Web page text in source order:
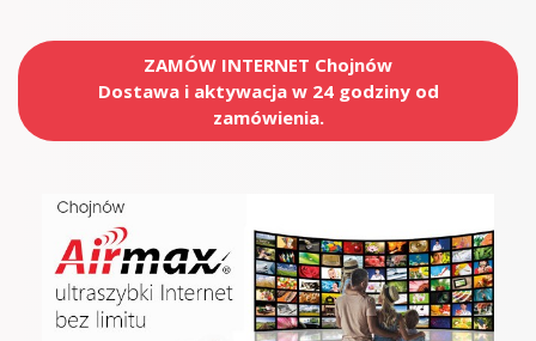
ZAMÓW INTERNET Chojnów
Dostawa i aktywacja w 24 godziny od
zamówienia.